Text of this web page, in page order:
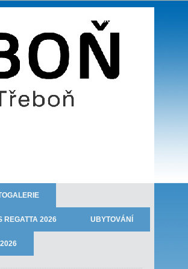
TJ JISKRA TŘEBOŇ - oddíl veslování
REGATTA 2026 UBYTOVÁNÍ